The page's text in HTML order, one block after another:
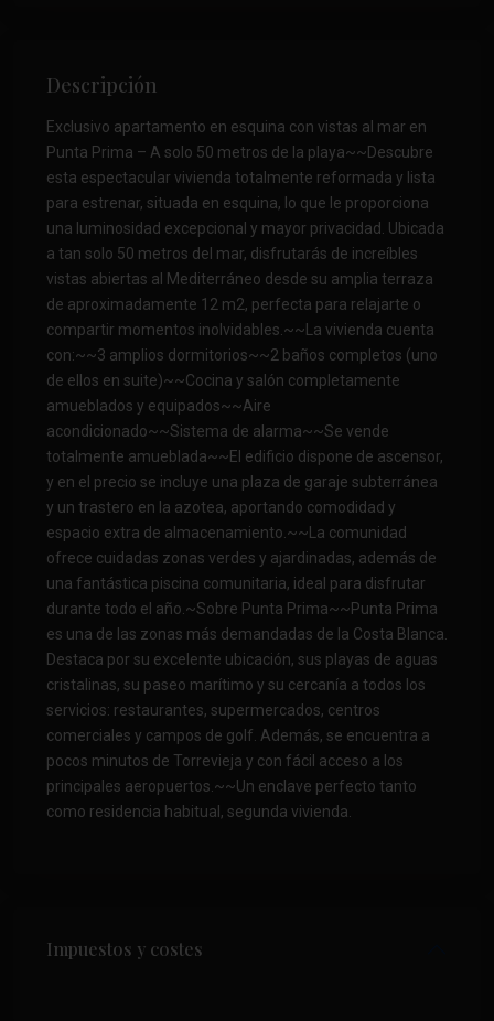
Descripción
Exclusivo apartamento en esquina con vistas al mar en
Punta Prima – A solo 50 metros de la playa~~Descubre
esta espectacular vivienda totalmente reformada y lista
para estrenar, situada en esquina, lo que le proporciona
una luminosidad excepcional y mayor privacidad. Ubicada
a tan solo 50 metros del mar, disfrutarás de increíbles
vistas abiertas al Mediterráneo desde su amplia terraza
de aproximadamente 12 m2, perfecta para relajarte o
compartir momentos inolvidables.~~La vivienda cuenta
con:~~3 amplios dormitorios~~2 baños completos (uno
de ellos en suite)~~Cocina y salón completamente
amueblados y equipados~~Aire
acondicionado~~Sistema de alarma~~Se vende
totalmente amueblada~~El edificio dispone de ascensor,
y en el precio se incluye una plaza de garaje subterránea
y un trastero en la azotea, aportando comodidad y
espacio extra de almacenamiento.~~La comunidad
ofrece cuidadas zonas verdes y ajardinadas, además de
una fantástica piscina comunitaria, ideal para disfrutar
durante todo el año.~Sobre Punta Prima~~Punta Prima
es una de las zonas más demandadas de la Costa Blanca.
Destaca por su excelente ubicación, sus playas de aguas
cristalinas, su paseo marítimo y su cercanía a todos los
servicios: restaurantes, supermercados, centros
comerciales y campos de golf. Además, se encuentra a
pocos minutos de Torrevieja y con fácil acceso a los
principales aeropuertos.~~Un enclave perfecto tanto
como residencia habitual, segunda vivienda.
Impuestos y costes